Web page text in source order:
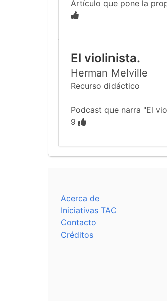
Artículo que pone la
El violinista.
Herman Melville
Recurso didáctico
Podcast que narra "El
9
Acerca de
Iniciativas TAC
Contacto
Créditos